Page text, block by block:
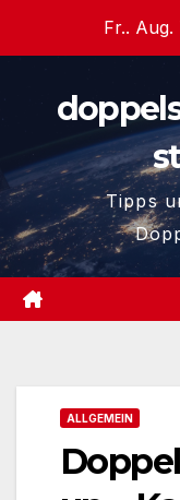
Fr..
Tipps
ALLGEMEIN